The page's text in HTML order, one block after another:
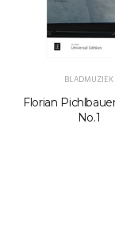
BLADMUZIEK
Florian
No.1